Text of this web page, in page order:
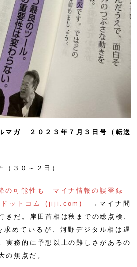
マガ ２０２３年７月３日号（転送
（３０～２日）
の可能性も マイナ情報の誤登録―
ドットコム (jiji.com)
→マイナ問
きだ。岸田首相は秋までの総点検、
求めているが、河野デジタル相は遅
実務的に予想以上の難しさがあるの
の焦点だ。